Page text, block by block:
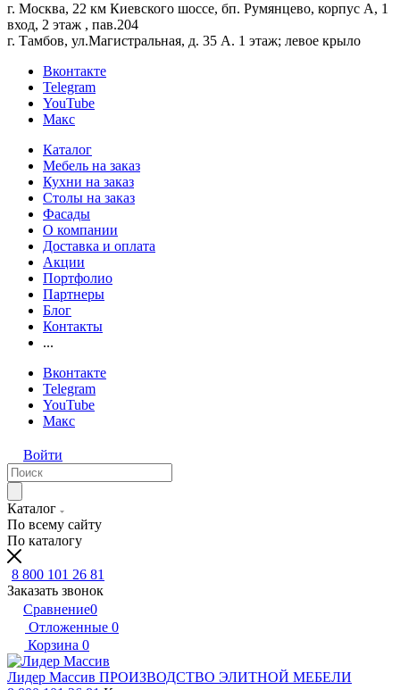
г. Москва, 22 км Киевского шоссе, бп. Румянцево, корпус А, 1
вход, 2 этаж , пав.204
г. Тамбов, ул.Магистральная, д. 35 А. 1 этаж; левое крыло
Вконтакте
Telegram
YouTube
Макс
Каталог
Мебель на заказ
Кухни на заказ
Столы на заказ
Фасады
О компании
Доставка и оплата
Акции
Портфолио
Партнеры
Блог
Контакты
...
Вконтакте
Telegram
YouTube
Макс
Войти
Каталог
По всему сайту
По каталогу
8 800 101 26 81
Заказать звонок
Сравнение0
Отложенные 0
Корзина 0
Лидер Массив ПРОИЗВОДСТВО ЭЛИТНОЙ МЕБЕЛИ